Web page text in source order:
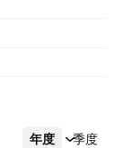
年度 季度
更多